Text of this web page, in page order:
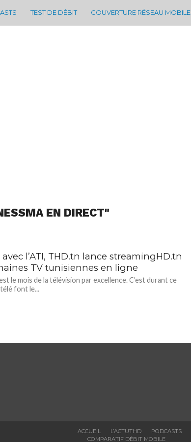
TEST DE DÉBIT COUVERTURE RÉSEAU MOBILE
EN DIRECT"
l’ATI, THD.tn lance streamingHD.tn
TV tunisiennes en ligne
le mois de la télévision par excellence. C’est durant ce
font le...
ACCUEIL L’ACTUTHD PODCASTS
COMPARATIF DÉBIT MOBILE